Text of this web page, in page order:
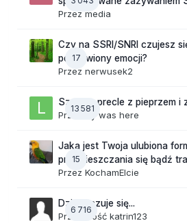
Przez media
17
Czy na SSRI/SNRI czujesz
pozbawiony emocji?
Przez nerwusek2
13 581
Szalone precle z pieprzem i
Przezlily was here
15
Jaka jest Twoja ulubiona
przemieszczania się bądź
Przez KochamElcie
6 716
Dzisiaj czuje się...
Przez Gość katrin123